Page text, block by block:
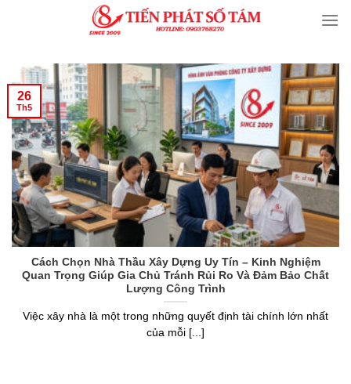
Cách Chọn Nhà Thầu Xây Dựng Uy Tín – Kinh Nghiệm
Quan Trọng Giúp Gia Chủ Tránh Rủi Ro Và Đảm Bảo Chất
Lượng Công Trình
Việc xây nhà là một trong những quyết định tài chính lớn nhất
của mỗi [...]
26
Th5